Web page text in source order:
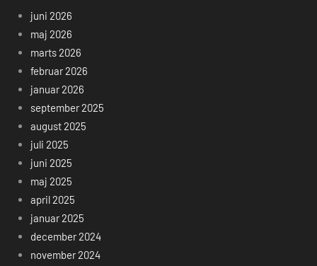
juni 2026
maj 2026
marts 2026
februar 2026
januar 2026
september 2025
august 2025
juli 2025
juni 2025
maj 2025
april 2025
januar 2025
december 2024
november 2024